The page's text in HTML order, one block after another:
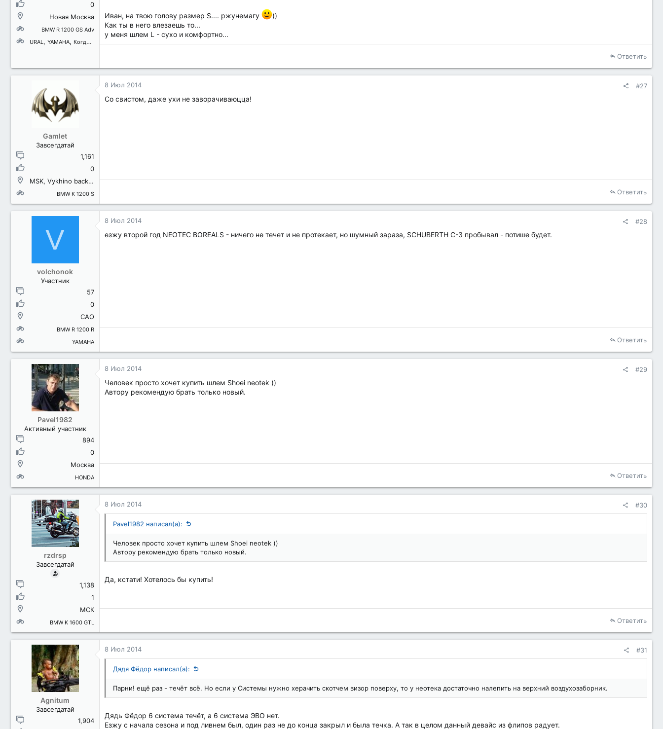
0
Новая Москва
BMW R 1200 GS Adv
URAL YAMAHA Когда-то был
Иван, на твою голову размер S.... ржунемагу
))
Как ты в него влезаешь то...
у меня шлем L - сухо и комфортно...
Ответить
Gamlet
Завсегдатай
1,161
0
MSK, Vykhino backcountry district
BMW K 1200 S
8 Июл 2014 #27
Со свистом, даже ухи не заворачиваюцца!
Ответить
V
volchonok
Участник
57
0
САО
BMW R 1200 R
YAMAHA
8 Июл 2014 #28
езжу второй год NEOTEC BOREALS - ничего не течет и не протекает, но шумный зараза, SCHUBERTH С-3 пробывал - потише будет.
Ответить
Pavel1982
Активный участник
894
0
Москва
HONDA
8 Июл 2014 #29
Человек просто хочет купить шлем Shoei neotek ))
Автору рекомендую брать только новый.
Ответить
rzdrsp
Завсегдатай
1,138
1
МСК
BMW K 1600 GTL
8 Июл 2014 #30
Pavel1982 написал(а):
Человек просто хочет купить шлем Shoei neotek ))
Автору рекомендую брать только новый.
Да, кстати! Хотелось бы купить!
Ответить
Agnitum
Завсегдатай
1,904
8 Июл 2014 #31
Дядя Фёдор написал(а):
Парни! ещё раз - течёт всё. Но если у Системы нужно херачить скотчем визор поверху, то у неотека достаточно налепить на верхний воздухозаборник.
Дядь Фёдор 6 система течёт, а 6 система ЭВО нет.
Езжу с начала сезона и под ливнем был, один раз не до конца закрыл и была течка. А так в целом данный девайс из флипов радует.